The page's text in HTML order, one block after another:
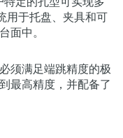
用于托盘、夹具和可
面中。
须满足端跳精度的极
最高精度，并配备了